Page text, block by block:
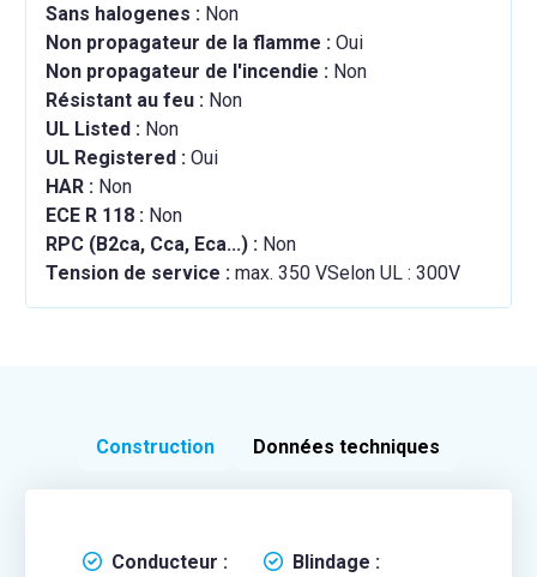
Sans halogenes : Non
Non propagateur de la flamme : Oui
Non propagateur de l'incendie : Non
Résistant au feu : Non
UL Listed : Non
UL Registered : Oui
HAR : Non
ECE R 118 : Non
RPC (B2ca, Cca, Eca...) : Non
Tension de service : max. 350 VSelon UL : 300V
Construction Données techniques
Conducteur :
Blindage :